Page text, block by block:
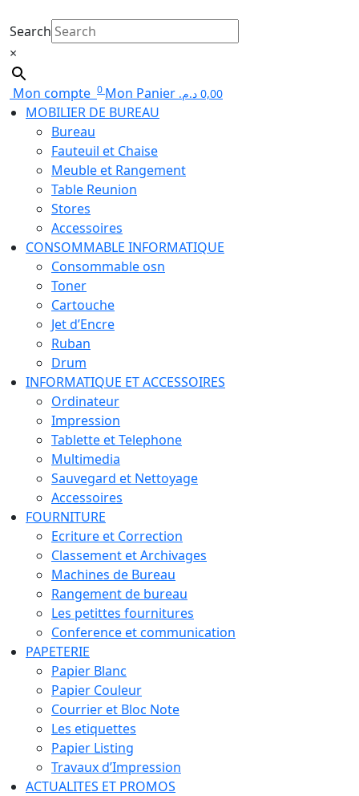
Search
×
Mon compte 0 Mon Panier 0,00 د.م.
MOBILIER DE BUREAU
Bureau
Fauteuil et Chaise
Meuble et Rangement
Table Reunion
Stores
Accessoires
CONSOMMABLE INFORMATIQUE
Consommable osn
Toner
Cartouche
Jet d’Encre
Ruban
Drum
INFORMATIQUE ET ACCESSOIRES
Ordinateur
Impression
Tablette et Telephone
Multimedia
Sauvegard et Nettoyage
Accessoires
FOURNITURE
Ecriture et Correction
Classement et Archivages
Machines de Bureau
Rangement de bureau
Les petittes fournitures
Conference et communication
PAPETERIE
Papier Blanc
Papier Couleur
Courrier et Bloc Note
Les etiquettes
Papier Listing
Travaux d’Impression
ACTUALITES ET PROMOS